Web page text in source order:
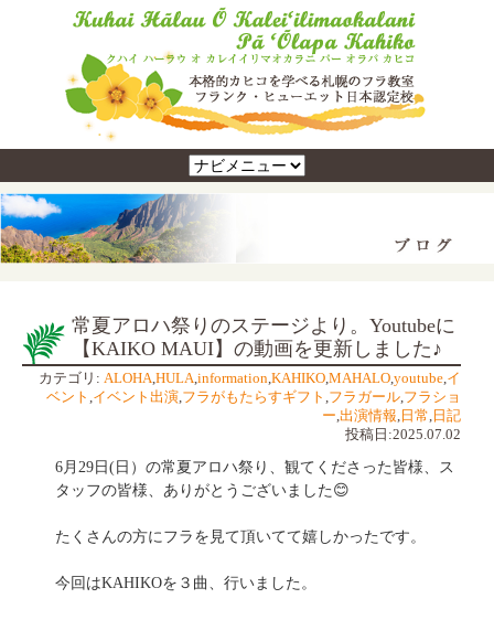
常夏アロハ祭りのステージより。Youtubeに
【KAIKO MAUI】の動画を更新しました♪
カテゴリ: ALOHA,HULA,information,KAHIKO,MAHALO,youtube,イ
ベント ,イベント出演,フラがもたらすギフト ,フラガール,フラショ
ー,出演情報, 日常, 日記
投稿日:2025.07.02
6月29日(日）の常夏アロハ祭り、観てくださった皆様、ス
タッフの皆様、ありがとうございました😊
たくさんの方にフラを見て頂いてて嬉しかったです。
今回はKAHIKOを３曲、行いました。